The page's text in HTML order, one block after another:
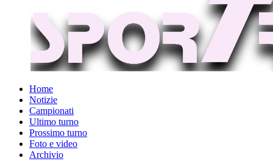
Home
Notizie
Campionati
Ultimo turno
Prossimo turno
Foto e video
Archivio